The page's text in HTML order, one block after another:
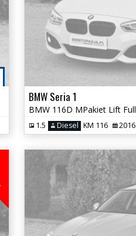
BMW Seria 1
1.5 Diesel KM 116 2016